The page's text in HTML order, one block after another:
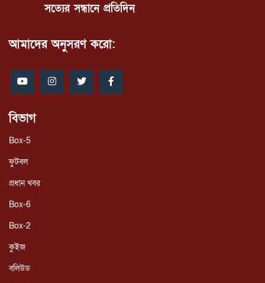
সত্যের সন্ধানে প্রতিদিন
আমাদের অনুসরণ করো:
বিভাগ
Box-5
ফুটবল
প্রধান খবর
Box-6
Box-2
কুইজ
বলিউড